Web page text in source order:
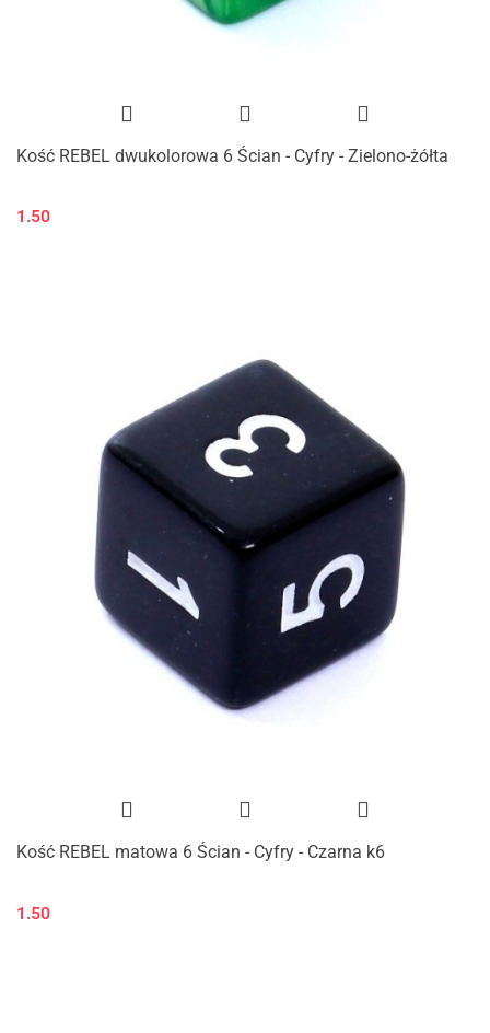
Kość REBEL dwukolorowa 6 Ścian - Cyfry - Zielono-żółta
1.50
Kość REBEL matowa 6 Ścian - Cyfry - Czarna k6
1.50